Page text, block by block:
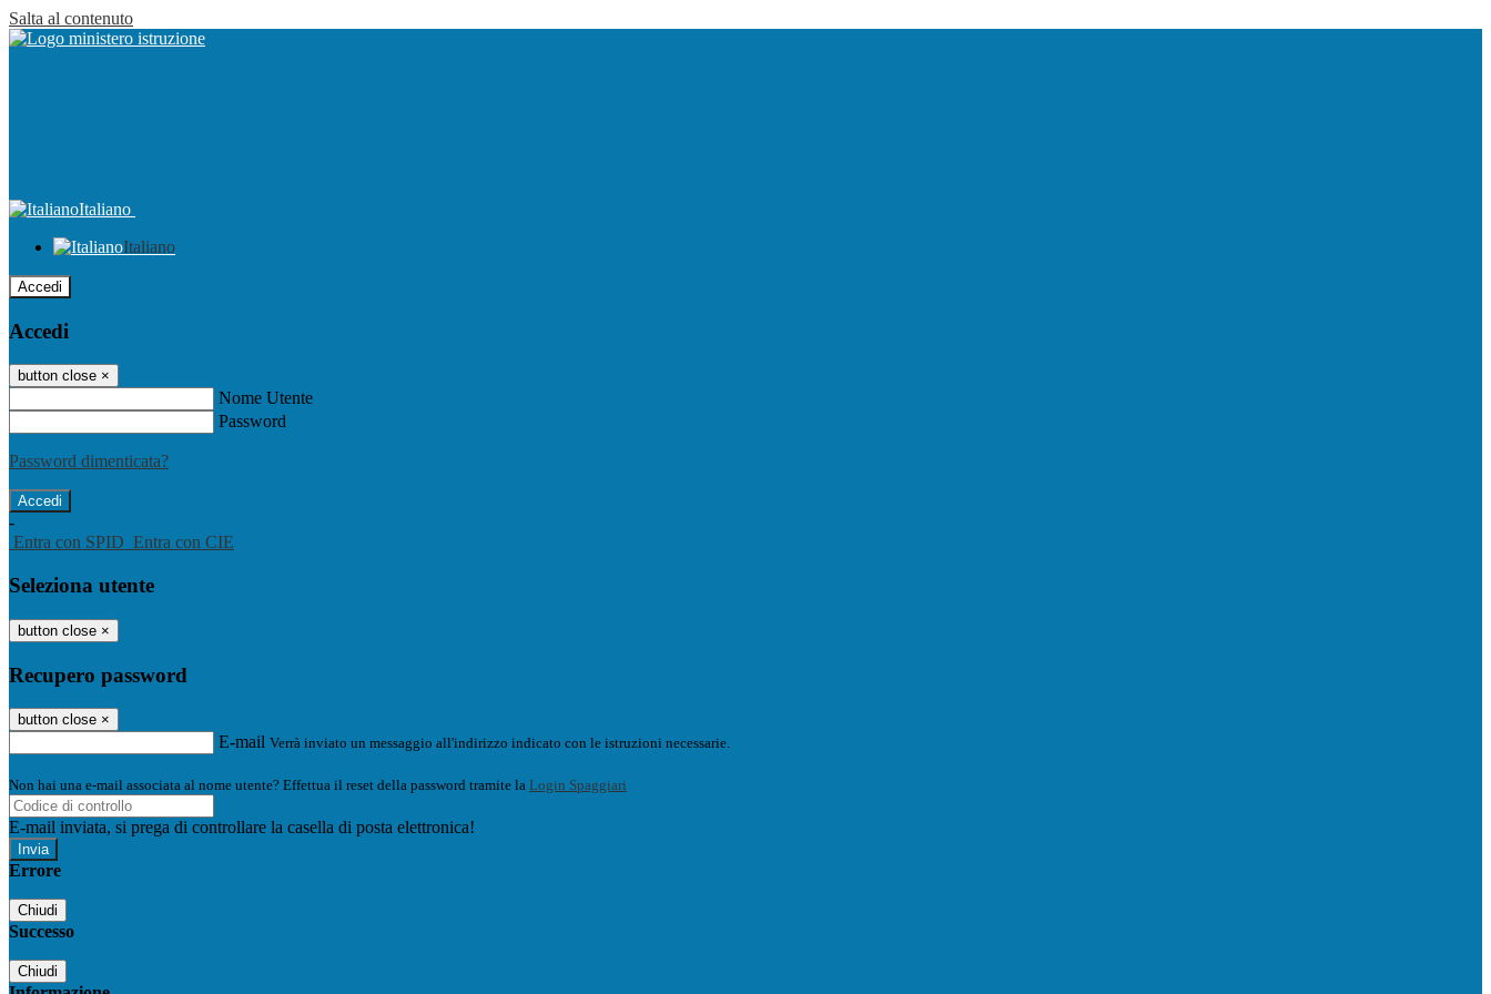
Salta al contenuto
Italiano
Italiano
Accedi
Accedi
button close ×
Nome Utente
Password
Password dimenticata?
-
Entra con SPID Entra con CIE
Seleziona utente
button close ×
Recupero password
button close ×
E-mail Verrà inviato un messaggio all'indirizzo indicato con le istruzioni necessarie.
Non hai una e-mail associata al nome utente? Effettua il reset della password tramite la Login Spaggiari
E-mail inviata, si prega di controllare la casella di posta elettronica!
Errore
Chiudi
Successo
Chiudi